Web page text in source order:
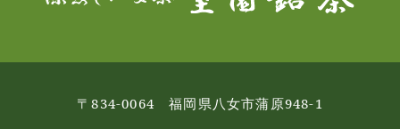
〒834-0064 福岡県八女市蒲原948-1